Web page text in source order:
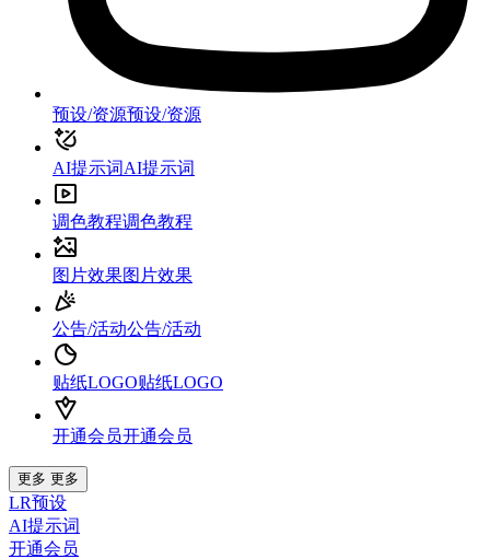
预设/资源预设/资源
AI提示词AI提示词
调色教程调色教程
图片效果图片效果
公告/活动公告/活动
贴纸LOGO贴纸LOGO
开通会员开通会员
更多 更多
LR预设
AI提示词
开通会员